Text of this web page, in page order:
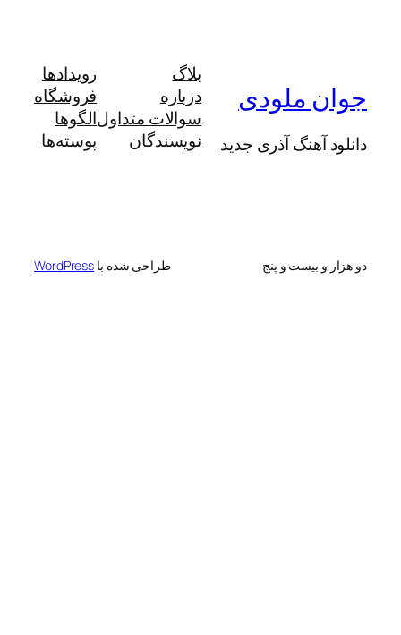
ملودی
آذری جدید
درباره
سوالات متداول
نویسندگان
رویدادها
فروشگاه
الگوها
پوسته‌ها
بیست و پنج WordPress